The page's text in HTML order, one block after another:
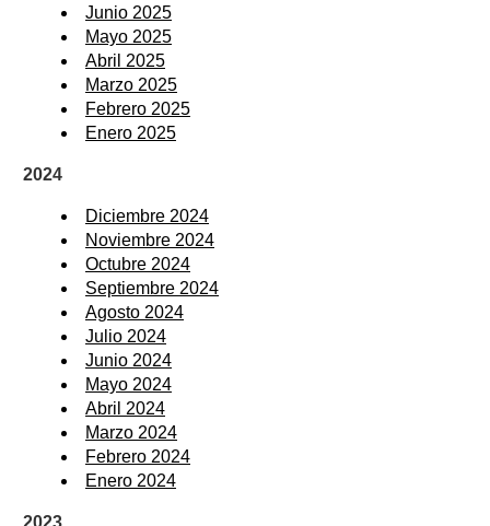
Junio 2025
Mayo 2025
Abril 2025
Marzo 2025
Febrero 2025
Enero 2025
2024
Diciembre 2024
Noviembre 2024
Octubre 2024
Septiembre 2024
Agosto 2024
Julio 2024
Junio 2024
Mayo 2024
Abril 2024
Marzo 2024
Febrero 2024
Enero 2024